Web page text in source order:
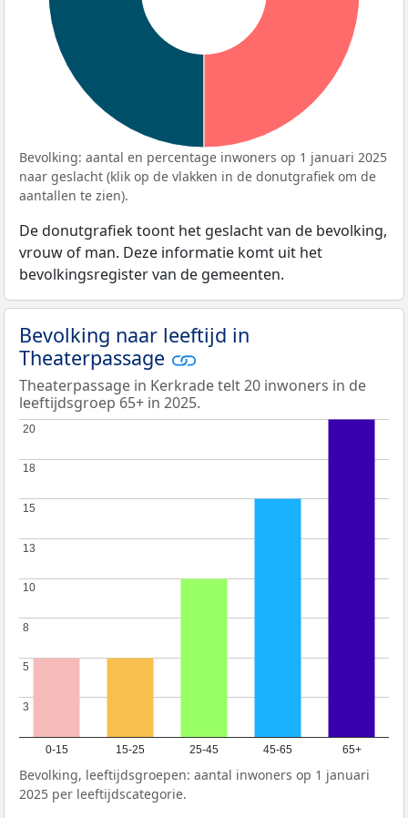
Bevolking: aantal en percentage inwoners op 1 januari 2025
naar geslacht (klik op de vlakken in de donutgrafiek om de
aantallen te zien).
De donutgrafiek toont het geslacht van de bevolking,
vrouw of man. Deze informatie komt uit het
bevolkingsregister van de gemeenten.
Bevolking naar leeftijd in
Theaterpassage
Theaterpassage in Kerkrade telt 20 inwoners in de
leeftijdsgroep 65+ in 2025.
0-15 15-25 25-45 45-65 65+
3
3
5
5
8
8
10
10
13
13
15
15
18
18
20
20
Bevolking, leeftijdsgroepen: aantal inwoners op 1 januari
2025 per leeftijdscategorie.